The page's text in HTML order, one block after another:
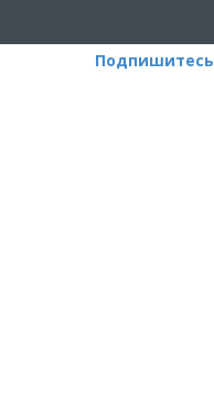
Подпишитесь